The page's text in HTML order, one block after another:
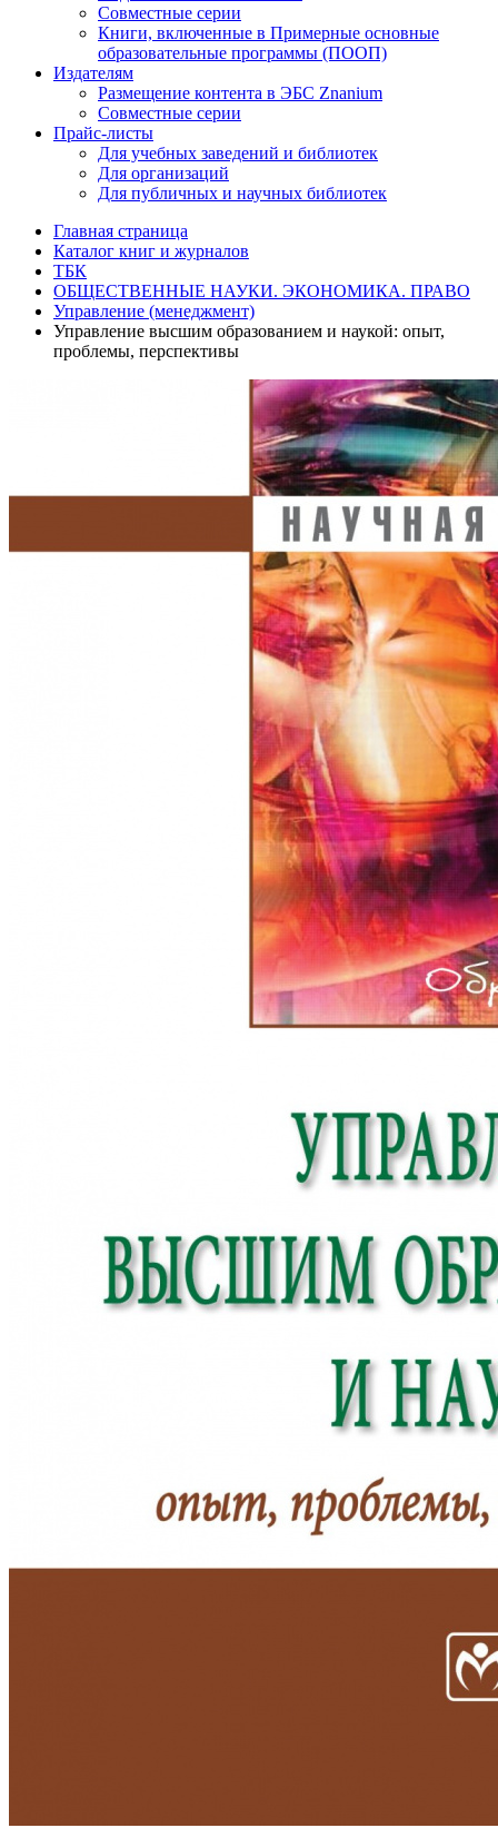
Совместные серии
Книги, включенные в Примерные основные
образовательные программы (ПООП)
Издателям
Размещение контента в ЭБС Znanium
Совместные серии
Прайс-листы
Для учебных заведений и библиотек
Для организаций
Для публичных и научных библиотек
Главная страница
Каталог книг и журналов
ТБК
ОБЩЕСТВЕННЫЕ НАУКИ. ЭКОНОМИКА. ПРАВО
Управление (менеджмент)
Управление высшим образованием и наукой: опыт,
проблемы, перспективы